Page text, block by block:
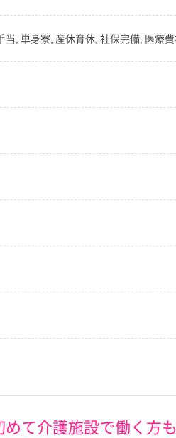
, 単身寮, 産休育休, 社保完備, 医療
て介護施設で働く方も